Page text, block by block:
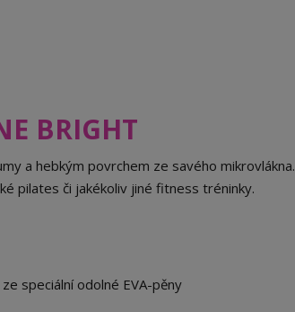
BRIGHT
a hebkým povrchem ze savého mikrovlákna.
pilates či jakékoliv jiné fitness tréninky.
speciální odolné EVA-pěny